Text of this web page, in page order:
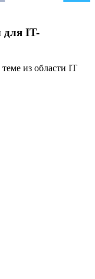
IT-
из области IT